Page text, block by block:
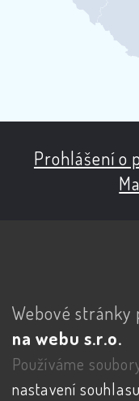
Prohlášení o
Webové stránky
na webu s.r.o.
Používáme
nastavení